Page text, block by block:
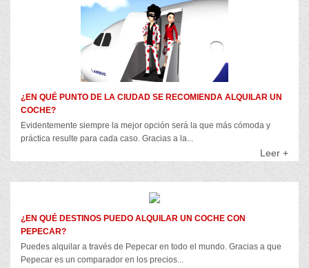
¿EN QUÉ PUNTO DE LA CIUDAD SE RECOMIENDA ALQUILAR UN
COCHE?
Evidentemente siempre la mejor opción será la que más cómoda y
práctica resulte para cada caso. Gracias a la...
Leer +
¿EN QUÉ DESTINOS PUEDO ALQUILAR UN COCHE CON
PEPECAR?
Puedes alquilar a través de Pepecar en todo el mundo. Gracias a que
Pepecar es un comparador en los precios...